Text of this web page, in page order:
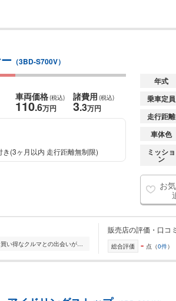
（3BD-S700V）
車両価格(税込)
110.6万円
諸費用 (税込)
3.3万円
き(3ヶ月以内 走行距離無制限)
年式
乗車定員
走行距離
車体色
ミッショ
ン
お
☆★☆高価買取ももちろんお任せください♪☆★☆☆★☆お買い得なクルマとの出会いがあります。ご来店お待ちしております♪☆★☆☆★☆キッズスペースご用意しております。 お子様連れ...
販売店の評価・口コミ
総合評価 - 点（0件）